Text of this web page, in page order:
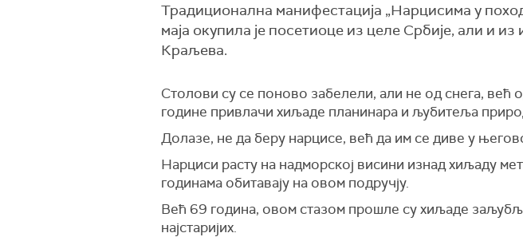
Традиционална манифестација „Нарцисима у
маја окупила је посетиоце из целе Србије, али и
Краљева.
Столови су се поново забелели, али не од снега, већ
године привлачи хиљаде планинара и љубитеља
Долазе, не да беру нарцисе, већ да им се диве у
Нарциси расту на надморској висини изнад хиљаду
годинама обитавају на овом подручју.
Већ 69 година, овом стазом прошле су хиљаде
најстаријих.